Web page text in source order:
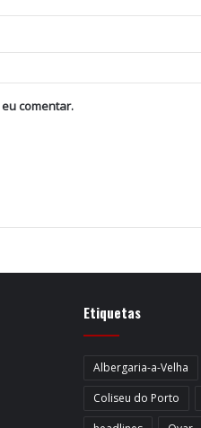
comentar.
Etiquetas
Albergaria-a-Velha
Coliseu do Porto